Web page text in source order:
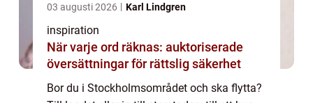
03 augusti 2026 Karl Lindgren
inspiration
När varje ord räknas: auktoriserade
översättningar för rättslig säkerhet
Bor du i Stockholmsområdet och ska flytta?